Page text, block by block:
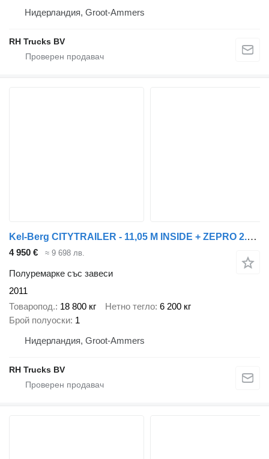
Нидерландия, Groot-Ammers
RH Trucks BV
Kel-Berg CITYTRAILER - 11,05 M INSIDE + ZEPRO 2.000 KG LOADLIFT
4 950 € ≈ 9 698 лв.
Полуремарке със завеси
2011
Товаропод. 18 800 кг Нетно тегло 6 200 кг
Брой полуоски 1
Нидерландия, Groot-Ammers
RH Trucks BV